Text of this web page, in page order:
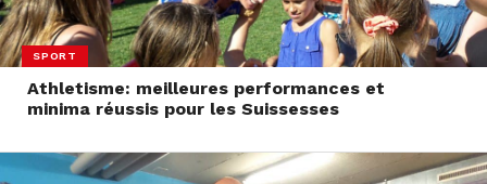
SPORT
Athletisme: meilleures performances et
minima réussis pour les Suissesses